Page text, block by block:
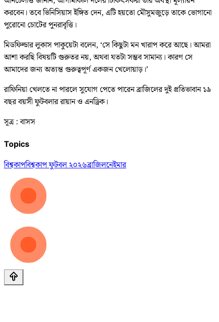
করবেন। তবে ভিনিসিয়াস ইঙ্গিত দেন, এটি হয়তো মৌসুমজুড়ে তাকে ভোগানো
পুরোনো চোটের পুনরাবৃত্তি।
মিডফিল্ডার লুকাস পাকুয়েটা বলেন, ‘সে কিছুটা মন খারাপ করে আছে। আমরা
আশা করছি বিষয়টি গুরুতর নয়, অথবা যতটা সম্ভব সামান্য। কারণ সে
আমাদের জন্য অত্যন্ত গুরুত্বপূর্ণ একজন খেলোয়াড়।’
রাফিনিয়া খেলতে না পারলে সুযোগ পেতে পারেন ব্রাজিলের দুই প্রতিভাবান ১৯
বছর বয়সী ফুটবলার রায়ান ও এনড্রিক।
সূত্র : বাসস
Topics
বিশ্বকাপবিশ্বকাপ ফুটবল ২০২৬ব্রাজিলনেইমার